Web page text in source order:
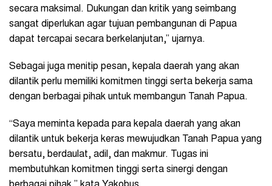
secara maksimal. Dukungan dan kritik yang seimbang
sangat diperlukan agar tujuan pembangunan di Papua
dapat tercapai secara berkelanjutan,” ujarnya.
Sebagai juga menitip pesan, kepala daerah yang akan
dilantik perlu memiliki komitmen tinggi serta bekerja sama
dengan berbagai pihak untuk membangun Tanah Papua.
“Saya meminta kepada para kepala daerah yang akan
dilantik untuk bekerja keras mewujudkan Tanah Papua yang
bersatu, berdaulat, adil, dan makmur. Tugas ini
membutuhkan komitmen tinggi serta sinergi dengan